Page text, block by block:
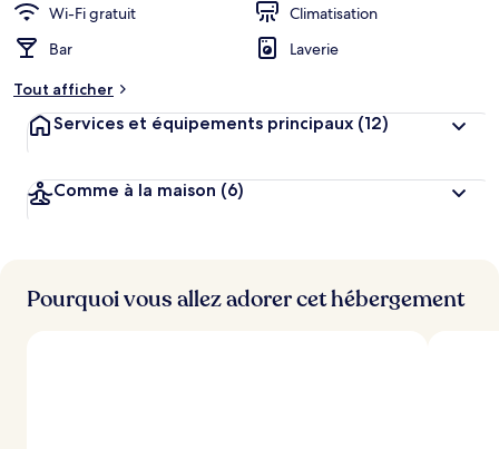
n
i
e
Wi-Fi gratuit
Climatisation
Bar
Laverie
Tout afficher
Services et équipements principaux (12)
Comme à la maison (6)
Pourquoi vous allez adorer cet hébergement